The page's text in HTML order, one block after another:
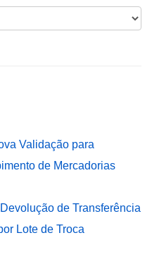
Validação para
de Mercadorias
de Transferência
Lote de Troca